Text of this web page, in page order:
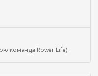
команда Rower Life)